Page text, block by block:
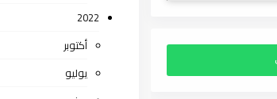
2022
أكتوبر
يوليو